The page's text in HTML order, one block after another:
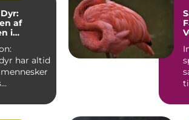
af
i
har altid